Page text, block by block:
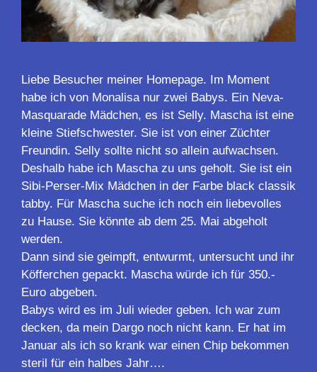
Liebe Besucher meiner Homepage. Im Moment
habe ich von Monalisa nur zwei Babys. Ein Neva-
Masquarade Mädchen, es ist Selly. Mascha ist eine
kleine Stiefschwester. Sie ist von einer Züchter
Freundin. Selly sollte nicht so allein aufwachsen.
Deshalb habe ich Mascha zu uns geholt. Sie ist ein
Sibi-Perser-Mix Mädchen in der Farbe black classik
tabby. Für Mascha suche ich noch ein liebevolles
zu Hause. Sie könnte ab dem 25. Mai abgeholt
werden.
Dann sind sie geimpft, entwurmt, untersucht und ihr
Köfferchen gepackt. Mascha würde ich für 350.-
Euro abgeben.
Babys wird es im Juli wieder geben. Ich war zum
decken, da mein Dargo noch nicht kann. Er hat im
Januar als ich so krank war einen Chip bekommen
steril für ein halbes Jahr….